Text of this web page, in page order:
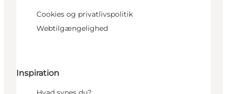
Cookies og privatlivspolitik
Webtilgængelighed
Inspiration